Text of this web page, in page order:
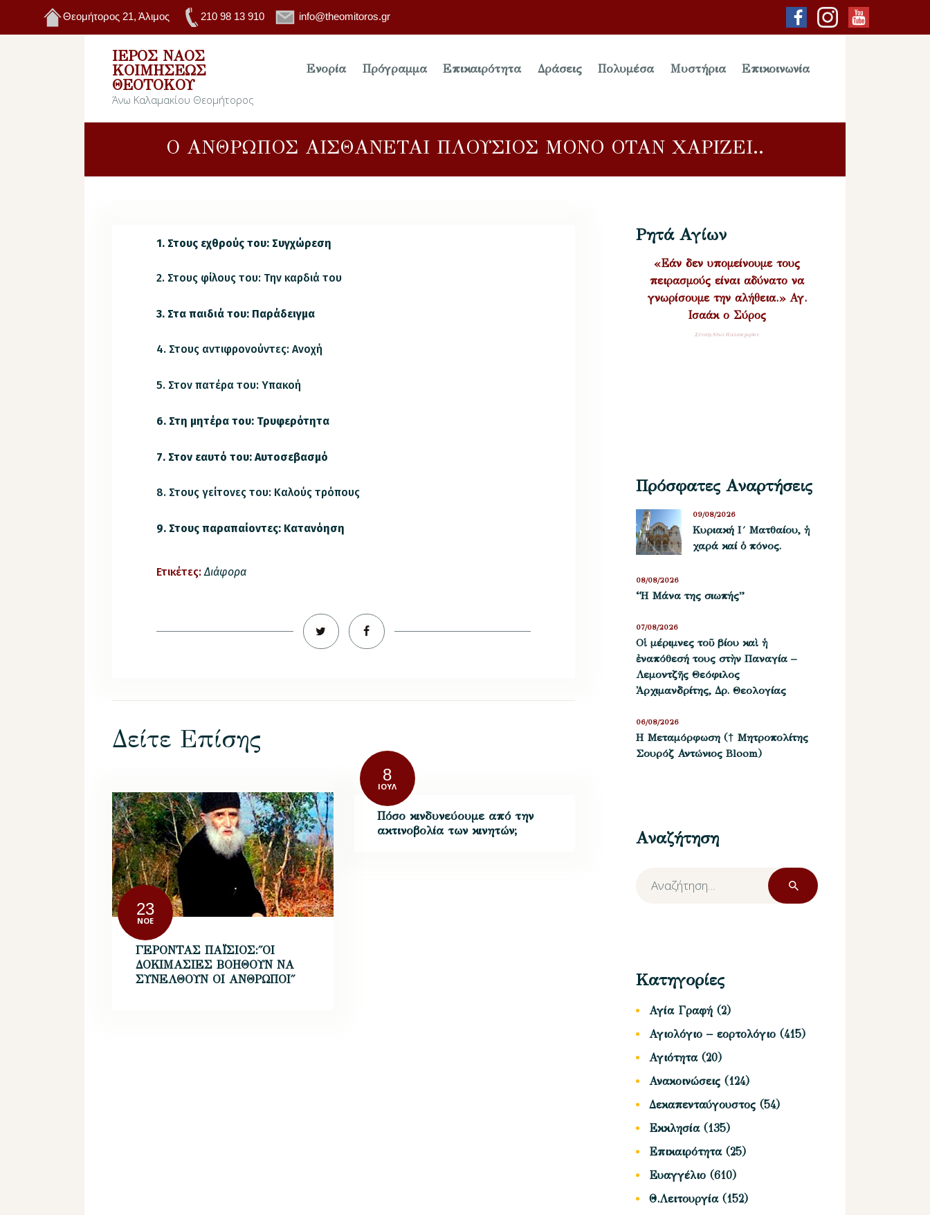
Θεομήτορος 21, Άλιμος 210 98 13 910 info@theomitoros.gr
ΙΕΡΌΣ ΝΑΌΣ
ΚΟΙΜΉΣΕΩΣ
ΘΕΟΤΌΚΟΥ
Άνω Καλαμακίου Θεομήτορος
Ενορία Πρόγραμμα Επικαιρότητα Δράσεις Πολυμέσα Μυστήρια Επικοινωνία
O ΑΝΘΡΩΠΟΣ ΑΙΣΘΑΝΕΤΑΙ ΠΛΟΥΣΙΟΣ ΜΟΝΟ ΟΤΑΝ ΧΑΡΙΖΕΙ..
1. Στους εχθρούς του: Συγχώρεση
2. Στους φίλους του: Την καρδιά του
3. Στα παιδιά του: Παράδειγμα
4. Στους αντιφρονούντες: Ανοχή
5. Στον πατέρα του: Υπακοή
6. Στη μητέρα του: Τρυφερότητα
7. Στον εαυτό του: Αυτοσεβασμό
8. Στους γείτονες του: Καλούς τρόπους
9. Στους παραπαίοντες: Κατανόηση
Ετικέτες: Διάφορα
Δείτε Επίσης
23
ΝΟΈ
ΓΕΡΟΝΤΑΣ ΠΑΪΣΙΟΣ:΄΄ΟΙ
ΔΟΚΙΜΑΣΙΕΣ ΒΟΗΘΟΥΝ ΝΑ
ΣΥΝΕΛΘΟΥΝ ΟΙ ΑΝΘΡΩΠΟΙ΄΄
8
ΙΟΎΛ
Πόσο κινδυνεύουμε από την
ακτινοβολία των κινητών;
Ρητά Αγίων
«Εάν δεν υπομείνουμε τους
πειρασμούς είναι αδύνατο να
γνωρίσουμε την αλήθεια.» Αγ.
Ισαάκ ο Σύρος
Σύναξη Νέων Παλαιοχωρίου
Πρόσφατες Αναρτήσεις
Κυριακή Ι´ Ματθαίου, ἡ
χαρά καί ὁ πόνος.
09/08/2026
“Η Μάνα της σιωπής”
08/08/2026
Οἱ μέριμνες τοῦ βίου καὶ ἡ
ἐναπόθεσή τους στὴν Παναγία –
Λεμοντζῆς Θεόφιλος
Ἀρχιμανδρίτης, Δρ. Θεολογίας
07/08/2026
Η Μεταμόρφωση († Μητροπολίτης
Σουρόζ Αντώνιος Bloom)
06/08/2026
Αναζήτηση
Αναζήτηση
για:
Κατηγορίες
Αγία Γραφή (2)
Αγιολόγιο – εορτολόγιο (415)
Αγιότητα(20)
Ανακοινώσεις (124)
Δεκαπενταύγουστος (54)
Εκκλησία(135)
Επικαιρότητα(25)
Ευαγγέλιο (610)
Θ.Λειτουργία(152)